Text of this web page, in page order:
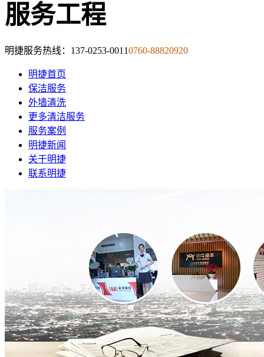
明捷服务热线： 137-0253-00110760-88820920
明捷首页
保洁服务
外墙清洗
更多清洁服务
服务案例
明捷新闻
关于明捷
联系明捷